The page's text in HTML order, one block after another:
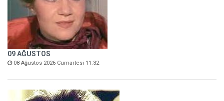
09 AĞUSTOS
08 Ağustos 2026 Cumartesi 11:32